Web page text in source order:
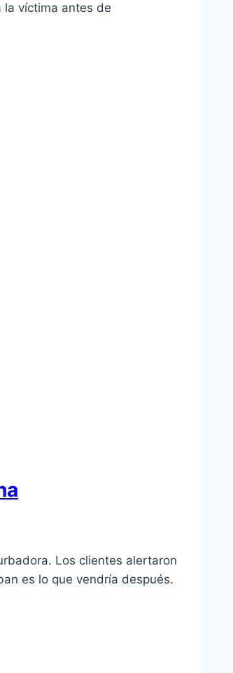
la víctima antes de
Los clientes alertaron
es lo que vendría después.